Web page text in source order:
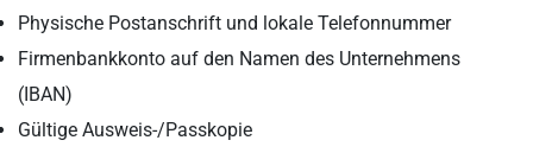
Physische Postanschrift und lokale Telefonnummer
Firmenbankkonto auf den Namen des Unternehmens
(IBAN)
Gültige Ausweis-/Passkopie